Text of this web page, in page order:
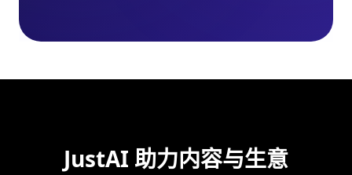
JustAI 助力内容与生意